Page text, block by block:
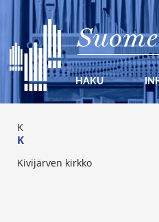
HAKU
K
K
Kivijärven kirkko